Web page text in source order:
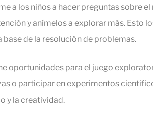
a los niños a hacer preguntas sobre
y anímelos a explorar más. Esto
base de la resolución de problemas.
oportunidades para el juego
o participar en experimentos
y la creatividad.